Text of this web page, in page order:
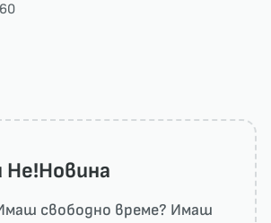
свободно време? Имаш